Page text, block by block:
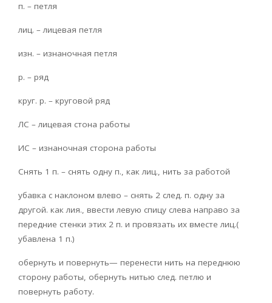
п. – петля
лиц. – лицевая петля
изн. – изнаночная петля
р. – ряд
круг. р. – круговой ряд
ЛС – лицевая стона работы
ИС – изнаночная сторона работы
Снять 1 п. – снять одну п., как лиц., нить за работой
убавка с наклоном влево – снять 2 след. п. одну за
другой. как лия., ввести левую спицу слева направо за
передние стенки этих 2 п. и провязать их вместе лиц.(
убавлена 1 п.)
обернуть и повернуть— перенести нить на переднюю
сторону работы, обернуть нитью след. петлю и
повернуть работу.